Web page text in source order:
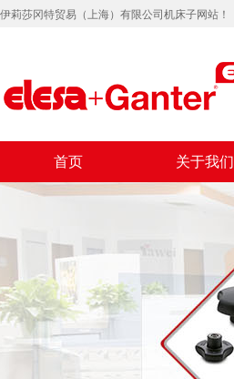
伊莉莎冈特贸易（上海）有限公司机床子网站！
首页 关于我们